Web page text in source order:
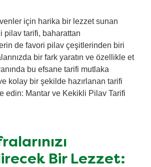
için harika bir lezzet sunan
pilav tarifi, baharattan
de favori pilav çeşitlerinden biri
bir fark yaratın ve özellikle et
bu efsane tarifi mutlaka
kolay bir şekilde hazırlanan tarifi
edin: Mantar ve Kekikli Pilav Tarifi
Bir Lezzet: